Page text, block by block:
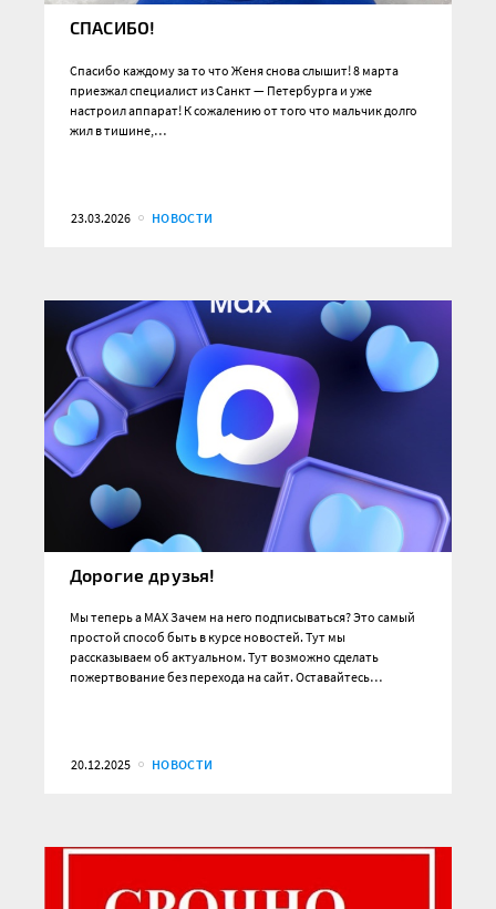
СПАСИБО!
Спасибо каждому за то что Женя снова слышит! 8 марта
приезжал специалист из Санкт — Петербурга и уже
настроил аппарат! К сожалению от того что мальчик долго
жил в тишине,…
23.03.2026 НОВОСТИ
Дорогие друзья!
Мы теперь а MAX Зачем на него подписываться? Это самый
простой способ быть в курсе новостей. Тут мы
рассказываем об актуальном. Тут возможно сделать
пожертвование без перехода на сайт. Оставайтесь…
20.12.2025 НОВОСТИ